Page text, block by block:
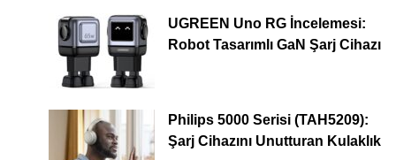
UGREEN Uno RG İncelemesi:
Robot Tasarımlı GaN Şarj Cihazı
Philips 5000 Serisi (TAH5209):
Şarj Cihazını Unutturan Kulaklık